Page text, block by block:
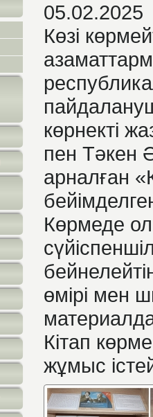
05.02.2025
Көзі
көрнекті
пен Тәкен
арналған
Көрмеде
өмірі мен
Кітап
жұмыс